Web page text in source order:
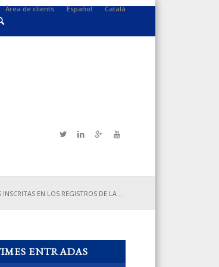
Àrea de clients Español Català
EN LOS REGISTROS DE LA ...
ENTRADAS